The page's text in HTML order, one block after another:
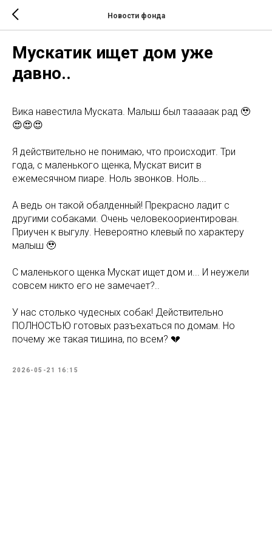
Новости фонда
Мускатик ищет дом уже
давно..
Вика навестила Муската. Малыш был тааааак рад 🥹
😍😍😍
Я действительно не понимаю, что происходит. Три
года, с маленького щенка, Мускат висит в
ежемесячном пиаре. Ноль звонков. Ноль...
А ведь он такой обалденный! Прекрасно ладит с
другими собаками. Очень человекоориентирован.
Приучен к выгулу. Невероятно клевый по характеру
малыш 🥹
С маленького щенка Мускат ищет дом и... И неужели
совсем никто его не замечает?..
У нас столько чудесных собак! Действительно
ПОЛНОСТЬЮ готовых разъехаться по домам. Но
почему же такая тишина, по всем? 💔
2026-05-21 16:15